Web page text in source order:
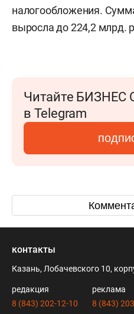
налогообложения.
выросла до 224,2 млрд.
Читайте БИЗНЕС
в Telegram
контакты
Казань, Лобачевского 10,
редакция
8 (843) 202-12-10
реклама
8 (843)